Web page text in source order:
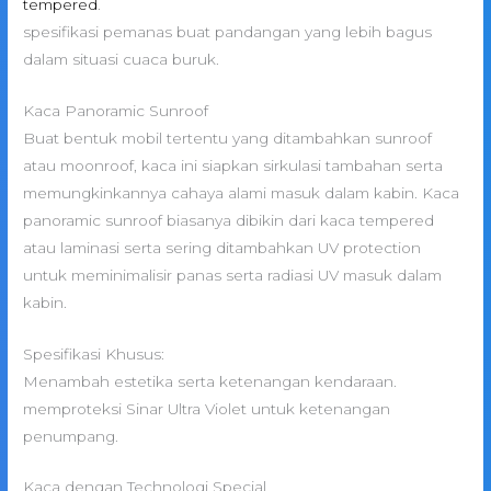
tempered
spesifikasi pemanas buat pandangan yang lebih bagus
dalam situasi cuaca buruk.
Kaca Panoramic Sunroof
Buat bentuk mobil tertentu yang ditambahkan sunroof
atau moonroof, kaca ini siapkan sirkulasi tambahan serta
memungkinkannya cahaya alami masuk dalam kabin. Kaca
panoramic sunroof biasanya dibikin dari kaca tempered
atau laminasi serta sering ditambahkan UV protection
untuk meminimalisir panas serta radiasi UV masuk dalam
kabin.
Spesifikasi Khusus:
Menambah estetika serta ketenangan kendaraan.
memproteksi Sinar Ultra Violet untuk ketenangan
penumpang.
Kaca dengan Technologi Special